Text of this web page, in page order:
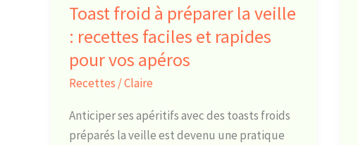
Toast froid à préparer la veille
: recettes faciles et rapides
pour vos apéros
Recettes /Claire
Anticiper ses apéritifs avec des toasts froids
préparés la veille est devenu une pratique
et
rapides
pour
vos